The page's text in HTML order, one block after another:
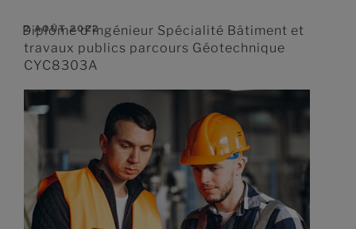
2 AOÛT 2022
Diplôme d’ingénieur Spécialité Bâtiment et
travaux publics parcours Géotechnique
CYC8303A